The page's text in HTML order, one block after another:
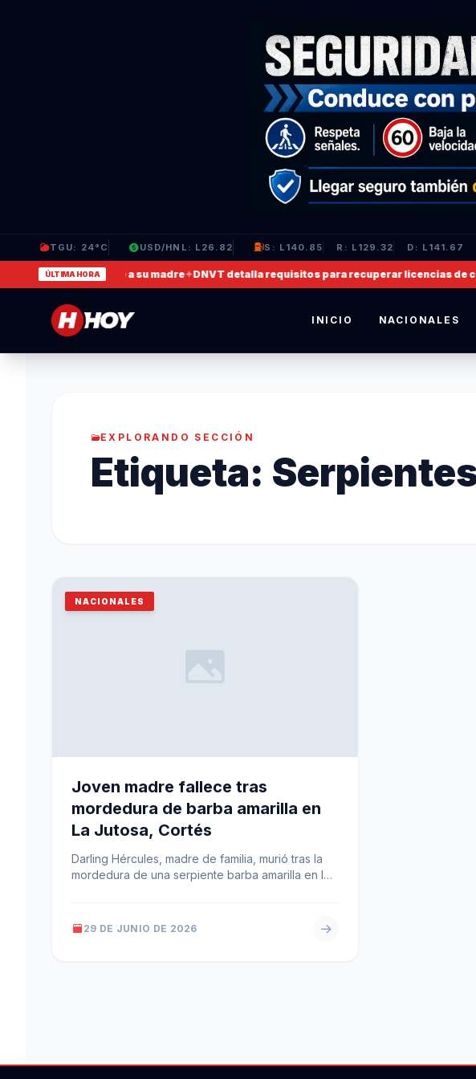
TGU: 24°C USD/HNL: L26.82 S: L140.85 R: L129.32 D: L141.67
ÚLTIMA HORA
en que agrede a su madre✦DNVT detalla requisitos para recuperar licencias de
INICIO NACIONALES
EXPLORANDO SECCIÓN
Etiqueta:
NACIONALES
Joven madre fallece tras
mordedura de barba amarilla en
La Jutosa, Cortés
Darling Hércules, madre de familia, murió tras la
mordedura de una serpiente barba amarilla en la
29 DE JUNIO DE 2026